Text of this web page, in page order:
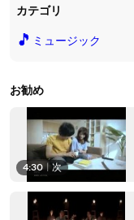
カテゴリ
🎵 ミュージック
お勧め
4:30 | 次